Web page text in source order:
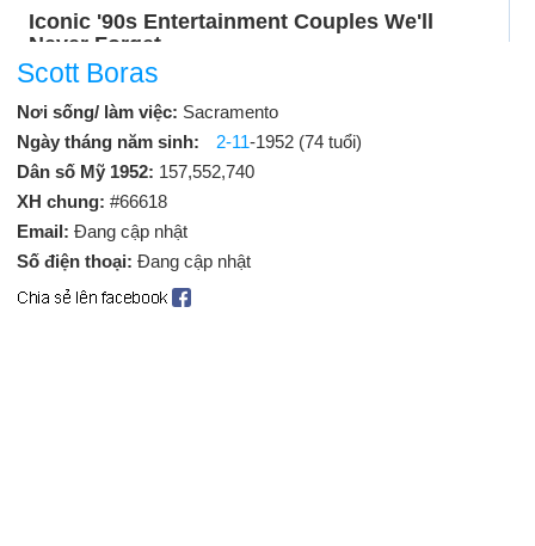
Scott Boras
Nơi sống/ làm việc: Sacramento
Ngày tháng năm sinh:
2-11-1952 (74 tuổi)
Dân số Mỹ 1952: 157,552,740
XH chung: #66618
Email: Đang cập nhật
Số điện thoại: Đang cập nhật